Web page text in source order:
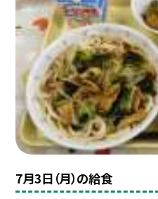
7月3日（月）の給食